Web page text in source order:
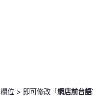
位 > 即可修改「網店前台語